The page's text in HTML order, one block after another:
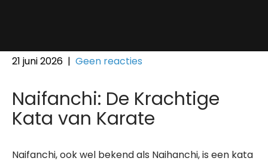
21 juni 2026 | Geen reacties
Naifanchi: De Krachtige
Kata van Karate
Naifanchi, ook wel bekend als Naihanchi, is een kata